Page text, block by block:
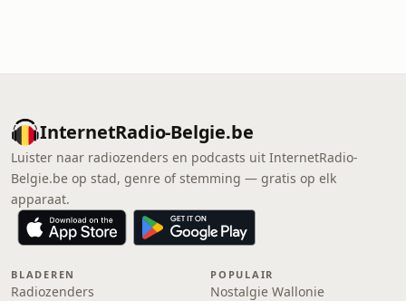
InternetRadio-Belgie.be
Luister naar radiozenders en podcasts uit InternetRadio-
Belgie.be op stad, genre of stemming — gratis op elk
apparaat.
BLADEREN
Radiozenders
POPULAIR
Nostalgie Wallonie